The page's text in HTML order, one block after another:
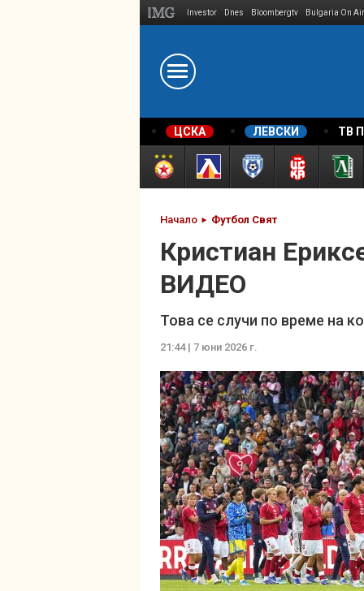
Investor Dnes Bloombergtv Bulgaria On Air
ЦСКА ЛЕВСКИ ТВ
Начало Футбол Свят
Кристиан
ВИДЕО
Това се случи по време на
21:44 | 7 юни 2026 г.